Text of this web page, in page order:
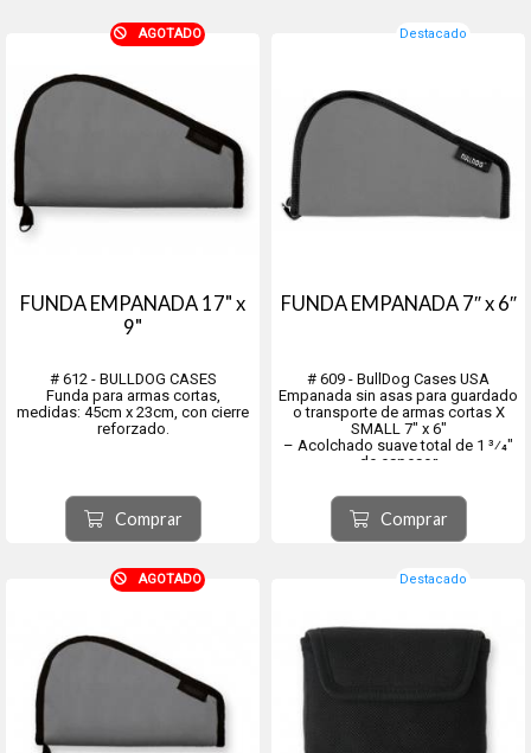
AGOTADO
FUNDA EMPANADA 17" x
9"
# 612 - BULLDOG CASES
Funda para armas cortas,
medidas: 45cm x 23cm, con cierre
reforzado.
Comprar
Destacado
FUNDA EMPANADA 7″ x 6″
# 609 - BullDog Cases USA
Empanada sin asas para guardado
o transporte de armas cortas X
SMALL 7″ x 6″
– Acolchado suave total de 1 3⁄4″
de espesor
agua de nailon de alta resistencia
– Cremallera de longitud completa
Comprar
AGOTADO Destacado